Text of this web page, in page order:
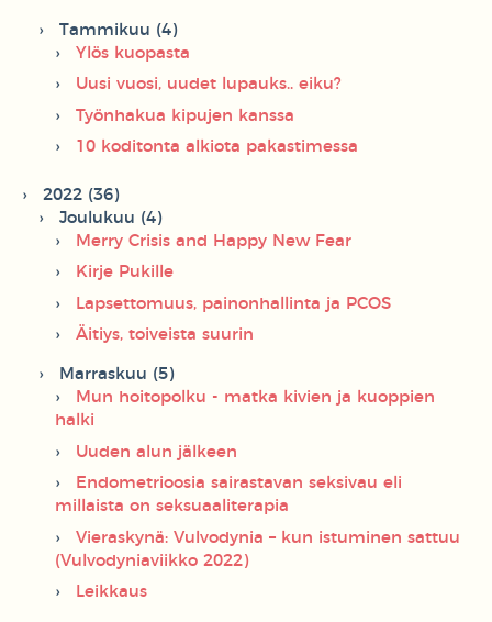
Tammikuu (4)
Ylös kuopasta
Uusi vuosi, uudet lupauks.. eiku?
Työnhakua kipujen kanssa
10 koditonta alkiota pakastimessa
2022 (36)
Joulukuu (4)
Merry Crisis and Happy New Fear
Kirje Pukille
Lapsettomuus, painonhallinta ja PCOS
Äitiys, toiveista suurin
Marraskuu (5)
Mun hoitopolku - matka kivien ja kuoppien
halki
Uuden alun jälkeen
Endometrioosia sairastavan seksivau eli
millaista on seksuaaliterapia
Vieraskynä: Vulvodynia – kun istuminen sattuu
(Vulvodyniaviikko 2022)
Leikkaus